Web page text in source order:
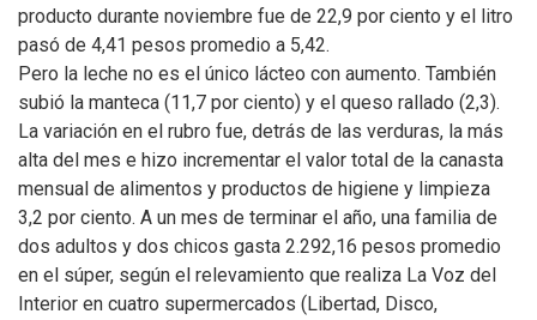
producto durante noviembre fue de 22,9 por ciento y el litro
pasó de 4,41 pesos promedio a 5,42.
Pero la leche no es el único lácteo con aumento. También
subió la manteca (11,7 por ciento) y el queso rallado (2,3).
La variación en el rubro fue, detrás de las verduras, la más
alta del mes e hizo incrementar el valor total de la canasta
mensual de alimentos y productos de higiene y limpieza
3,2 por ciento. A un mes de terminar el año, una familia de
dos adultos y dos chicos gasta 2.292,16 pesos promedio
en el súper, según el relevamiento que realiza La Voz del
Interior en cuatro supermercados (Libertad, Disco,